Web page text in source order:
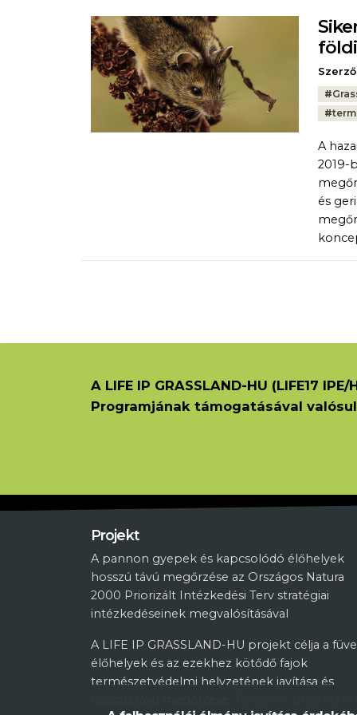
Tags:
#
#
A
2019-
és
A LIFE IP GRASSLAND-HU (LIFE17
Programjának támogatásával
Projekt
A pannon gyepek és kapcsolódó élőhelyek
hosszú távú megőrzése az Országos Natura
2000 Priorizált Intézkedési Terv stratégiai
intézkedéseinek megvalósításával
A LIFE IP GRASSLAND-HU projekt célja a
élőhelyek és az ezekhez kötődő fajok
természetvédelmi helyzetének javítása és